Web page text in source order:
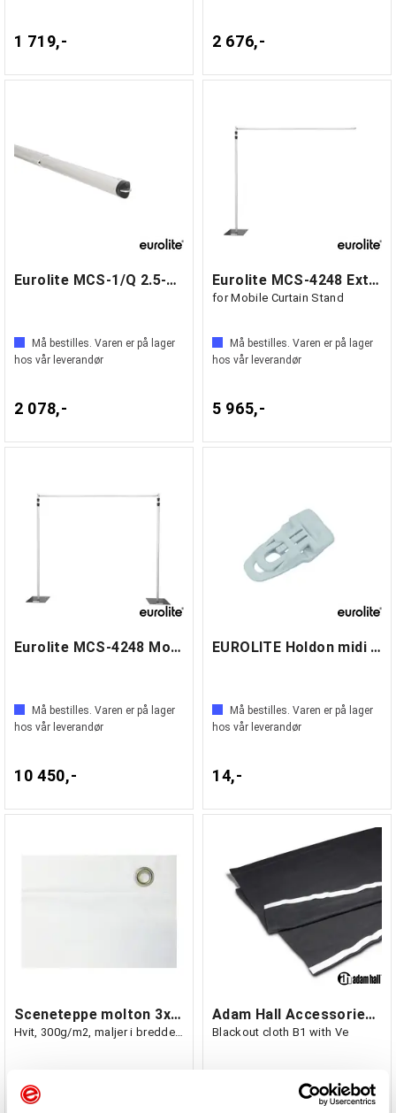
1 719,- 2 676,-
Eurolite MCS-1/Q 2.5-4.2m
Må bestilles. Varen er på lager
hos vår leverandør
2 078,-
Eurolite MCS-4248 Extension 90°
for Mobile Curtain Stand
Må bestilles. Varen er på lager
hos vår leverandør
5 965,-
Eurolite MCS-4248 Mobile Curtain Stand
Må bestilles. Varen er på lager
hos vår leverandør
10 450,-
EUROLITE Holdon midi white
Må bestilles. Varen er på lager
hos vår leverandør
14,-
Sceneteppe molton 3x5m Ferdigsydd
Hvit, 300g/m2, maljer i bredden (5m)
Adam Hall Accessories 0153 X 208 -
Blackout cloth B1 with Ve